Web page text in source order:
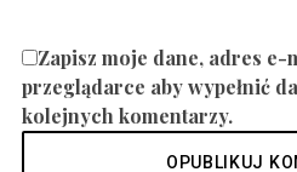
Zapisz moje dane, adres
przeglądarce aby wypełnić
kolejnych komentarzy.